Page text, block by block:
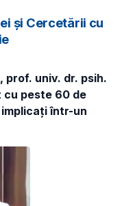
și Cercetării cu
univ. dr. psih.
cu peste 60 de
într-un